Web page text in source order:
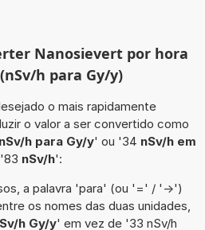
Nanosievert por hora
h para Gy/y)
o mais rapidamente
o valor a ser convertido como
nSv/h para Gy/y' ou '34 nSv/h em
nSv/h':
a palavra 'para' (ou '=' / '->')
os nomes das duas unidades,
h Gy/y' em vez de '33 nSv/h